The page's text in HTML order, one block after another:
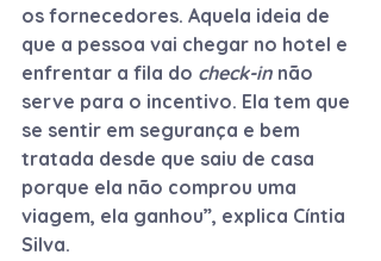
os fornecedores. Aquela ideia de
que a pessoa vai chegar no hotel e
enfrentar a fila do check-in não
serve para o incentivo. Ela tem que
se sentir em segurança e bem
tratada desde que saiu de casa
porque ela não comprou uma
viagem, ela ganhou”, explica Cíntia
Silva.